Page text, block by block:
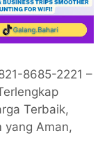
8685-2221 –
Terbaik,
yang Aman,